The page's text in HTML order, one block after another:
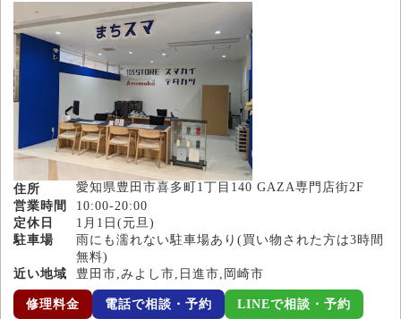
住所
愛知県豊田市喜多町1丁目140 GAZA専門店街2F
営業時間
10:00-20:00
定休日
1月1日(元旦)
駐車場
雨にも濡れない駐車場あり(買い物された方は3時間
無料)
近い地域
豊田市,みよし市,日進市,岡崎市
修理料金 電話で相談・予約 LINEで相談・予約